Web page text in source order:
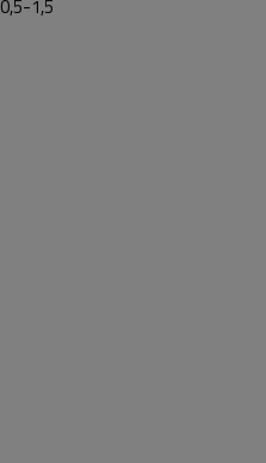
0,5-1,5